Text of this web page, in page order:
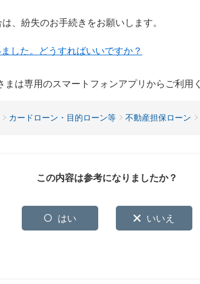
、紛失のお手続きをお願いします。
した。どうすればいいですか？
は専用のスマートフォンアプリからご利用
カードローン・目的ローン等 不動産担保ローン
この内容は参考になりましたか？
はい いいえ